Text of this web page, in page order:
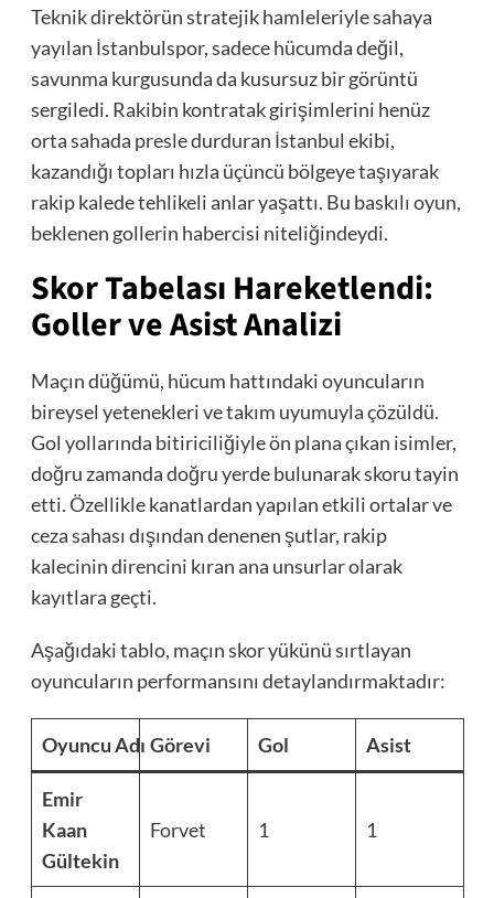
Teknik direktörün stratejik hamleleriyle sahaya
yayılan İstanbulspor, sadece hücumda değil,
savunma kurgusunda da kusursuz bir görüntü
sergiledi. Rakibin kontratak girişimlerini henüz
orta sahada presle durduran İstanbul ekibi,
kazandığı topları hızla üçüncü bölgeye taşıyarak
rakip kalede tehlikeli anlar yaşattı. Bu baskılı oyun,
beklenen gollerin habercisi niteliğindeydi.
Skor Tabelası Hareketlendi:
Goller ve Asist Analizi
Maçın düğümü, hücum hattındaki oyuncuların
bireysel yetenekleri ve takım uyumuyla çözüldü.
Gol yollarında bitiriciliğiyle ön plana çıkan isimler,
doğru zamanda doğru yerde bulunarak skoru tayin
etti. Özellikle kanatlardan yapılan etkili ortalar ve
ceza sahası dışından denenen şutlar, rakip
kalecinin direncini kıran ana unsurlar olarak
kayıtlara geçti.
Aşağıdaki tablo, maçın skor yükünü sırtlayan
oyuncuların performansını detaylandırmaktadır:
Oyuncu Adı Görevi Gol Asist
Emir
Kaan
Gültekin
Forvet 1 1